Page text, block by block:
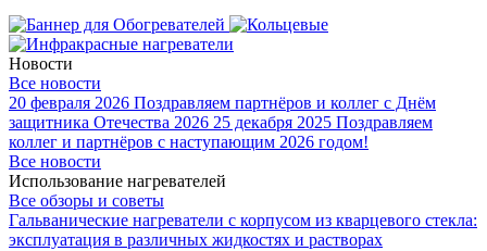
Новости
Все новости
20 февраля 2026 Поздравляем партнёров и коллег с Днём
защитника Отечества 2026 25 декабря 2025 Поздравляем
коллег и партнёров с наступающим 2026 годом!
Все новости
Использование нагревателей
Все обзоры и советы
Гальванические нагреватели с корпусом из кварцевого стекла:
эксплуатация в различных жидкостях и растворах